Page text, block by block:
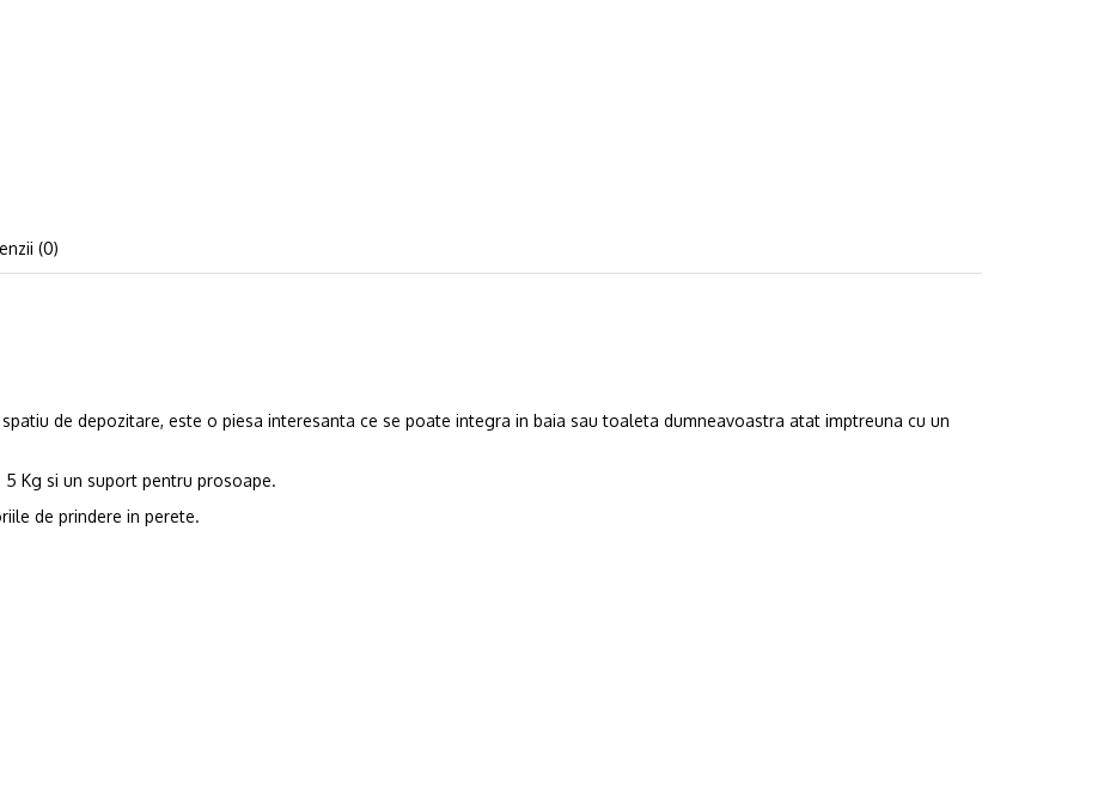
(0)
de depozitare, este o piesa interesanta ce se poate integra in baia sau toaleta dumneavoastra atat imptreuna cu un
Kg si un suport pentru prosoape.
de prindere in perete.